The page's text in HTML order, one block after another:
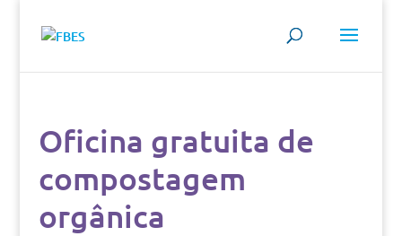
Oficina gratuita de
compostagem
orgânica